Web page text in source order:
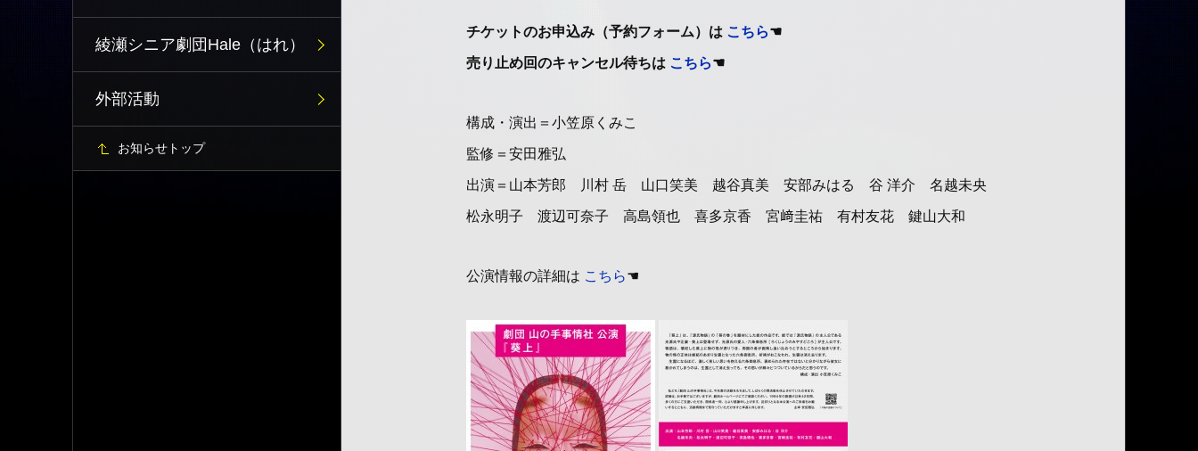
チケットのお申込み（予約フォーム）は こちら☚
売り止め回のキャンセル待ちは こちら☚
構成・演出＝小笠原くみこ
監修＝安田雅弘
出演＝山本芳郎 川村 岳 山口笑美 越谷真美 安部みはる 谷 洋介 名越未央
松永明子 渡辺可奈子 高島領也 喜多京香 宮﨑圭祐 有村友花 鍵山大和
公演情報の詳細は こちら☚
綾瀬シニア劇団Hale（はれ）
外部活動
お知らせトップ